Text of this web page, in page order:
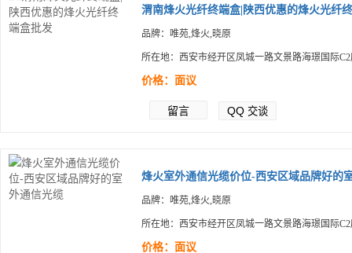
渭南烽火光纤终端盒|陕西优惠的烽火光纤
品牌：唯苑,烽火,晓原
所在地：西安市经开区凤城一路文景路海璟国际
价格：面议
留言 QQ 交谈
烽火室外通信光缆价位-西安区域品牌好的
品牌：唯苑,烽火,晓原
所在地：西安市经开区凤城一路文景路海璟国际
价格：面议